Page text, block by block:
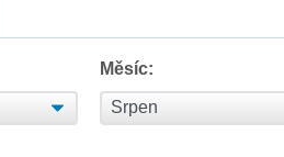
Měsíc: